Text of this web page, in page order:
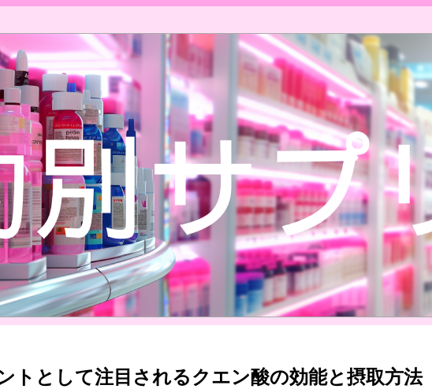
トとして注目されるクエン酸の効能と摂取方法